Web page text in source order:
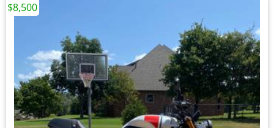
$8,500